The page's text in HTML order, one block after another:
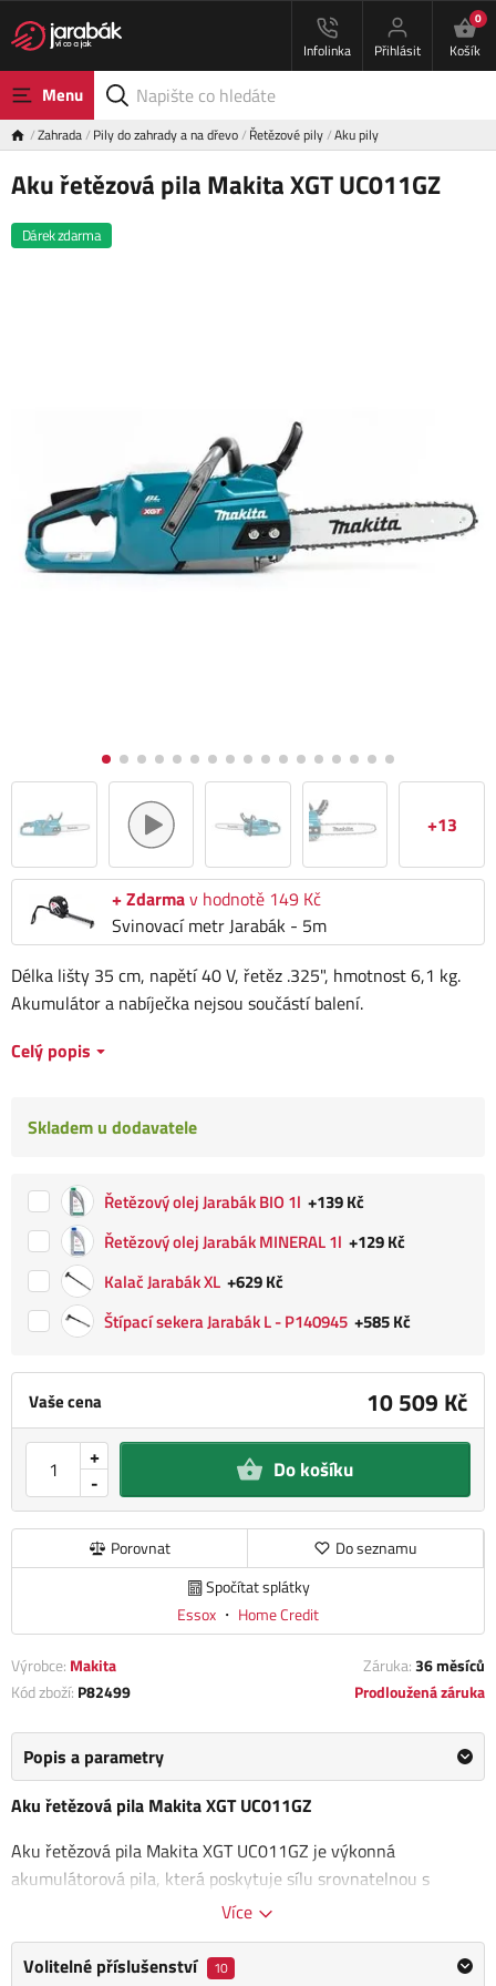
Infolinka Přihlásit
0
Košík
Menu
Zahrada Pily do zahrady a na dřevo Řetězové pily Aku pily
Aku řetězová pila Makita XGT UC011GZ
Dárek zdarma
+13
+ Zdarmav hodnotě 149 Kč
Svinovací metr Jarabák - 5m
Vaše cena 10 509 Kč
-
+ Do košíku
Porovnat
Do seznamu
Spočítat splátky
Essox ・ Home Credit
Délka lišty 35 cm, napětí 40 V, řetěz .325", hmotnost 6,1 kg.
Akumulátor a nabíječka nejsou součástí balení.
Celý popis
Skladem u dodavatele
Řetězový olej Jarabák BIO 1l +139 Kč
Řetězový olej Jarabák MINERAL 1l +129 Kč
Kalač Jarabák XL +629 Kč
Štípací sekera Jarabák L - P140945 +585 Kč
Výrobce: Makita Záruka:36 měsíců
Kód zboží: P82499 Prodloužená záruka
Popis a parametry
Aku řetězová pila Makita XGT UC011GZ
Aku řetězová pila Makita XGT UC011GZ je výkonná
akumulátorová pila, která poskytuje sílu srovnatelnou s
benzínovými pilami o objemu 42 cm3, díky čemuž se stává
zadní rukojetí pro lepší kontrolu a pohodlí při práci.
Více
Volitelné příslušenství 10